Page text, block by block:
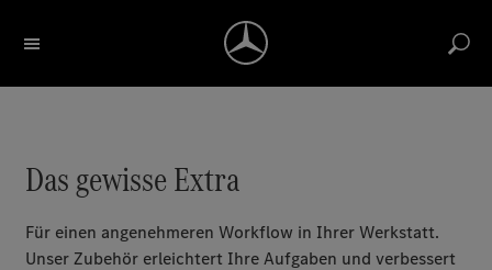
Bezeichnung / Artikelnummer suchen
Das gewisse Extra
Für einen angenehmeren Workflow in Ihrer Werkstatt.
Unser Zubehör erleichtert Ihre Aufgaben und verbessert